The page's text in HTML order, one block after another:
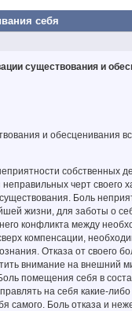
себя
существования и
и обесценивания
собственных
черт своего
Боль
жизни, для заботы о
конфликта между
компенсации,
Отказа от своего
внимание на внешний
помещения себя в
на себя какие-
самого. Боль отказа и